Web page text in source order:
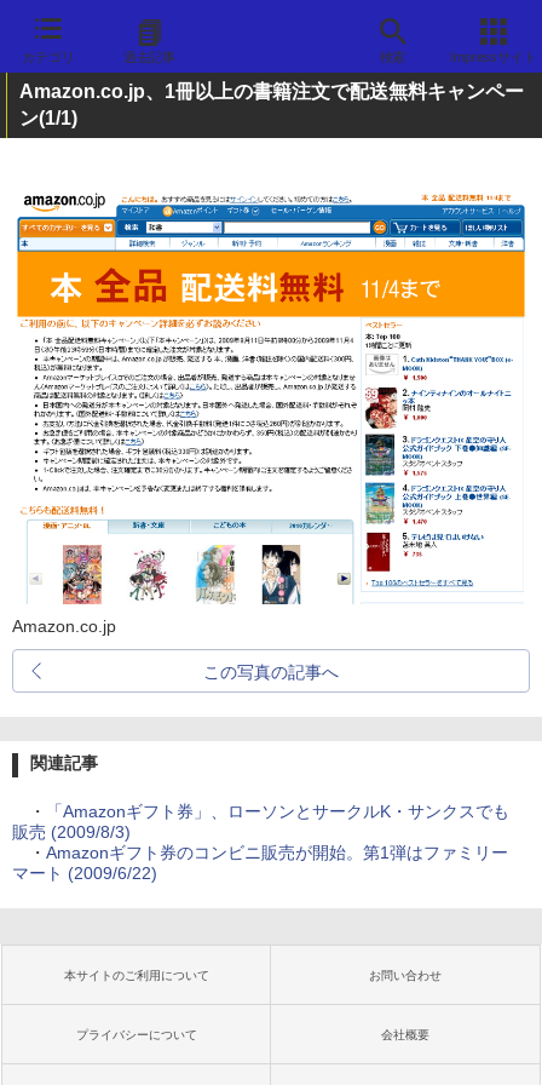
カテゴリ 過去記事 検索 Impressサイト
Amazon.co.jp、1冊以上の書籍注文で配送無料キャンペー
ン(1/1)
Amazon.co.jp
この写真の記事へ
関連記事
・
「Amazonギフト券」、ローソンとサークルK・サンクスでも
販売 (2009/8/3)
・ Amazonギフト券のコンビニ販売が開始。第1弾はファミリー
マート (2009/6/22)
本サイトのご利用について お問い合わせ
プライバシーについて 会社概要